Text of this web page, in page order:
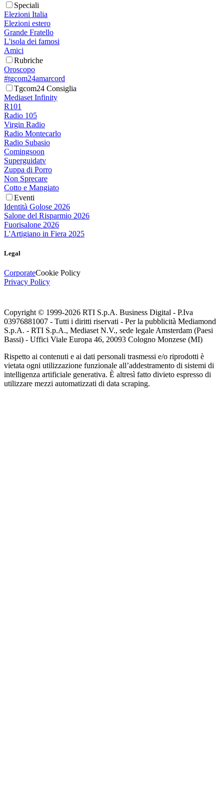
Speciali
Elezioni Italia
Elezioni estero
Grande Fratello
L'isola dei famosi
Amici
Rubriche
Oroscopo
#tgcom24amarcord
Tgcom24 Consiglia
Mediaset Infinity
R101
Radio 105
Virgin Radio
Radio Montecarlo
Radio Subasio
Comingsoon
Superguidatv
Zuppa di Porro
Non Sprecare
Cotto e Mangiato
Eventi
Identità Golose 2026
Salone del Risparmio 2026
Fuorisalone 2026
L'Artigiano in Fiera 2025
Legal
CorporateCookie Policy
Privacy Policy
Copyright © 1999-2026 RTI S.p.A. Business Digital - P.Iva
03976881007 - Tutti i diritti riservati - Per la pubblicità Mediamond
S.p.A. - RTI S.p.A., Mediaset N.V., sede legale Amsterdam (Paesi
Bassi) - Uffici Viale Europa 46, 20093 Cologno Monzese (MI)
Rispetto ai contenuti e ai dati personali trasmessi e/o riprodotti è
vietata ogni utilizzazione funzionale all’addestramento di sistemi di
intelligenza artificiale generativa. È altresì fatto divieto espresso di
utilizzare mezzi automatizzati di data scraping.